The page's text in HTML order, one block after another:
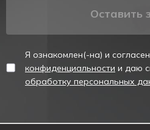
Оставить
Я ознакомлен(-на) и
конфиденциальности и даю
обработку персональных